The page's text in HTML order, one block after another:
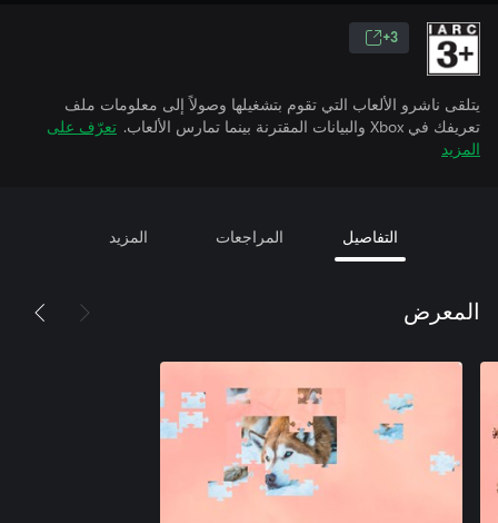
3+
يتلقى ناشرو الألعاب التي تقوم بتشغيلها وصولاً إلى معلومات ملف
تعريفك في Xbox والبيانات المقترنة بينما تمارس الألعاب.
تعرّف على
المزيد
التفاصيل المراجعات المزيد
المعرض